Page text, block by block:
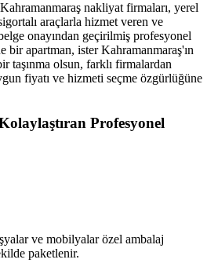
nakliyat firmaları, yerel
araçlarla hizmet veren ve
onayından geçirilmiş profesyonel
bir apartman, ister Kahramanmaraş'ın
taşınma olsun, farklı firmalardan
fiyatı ve hizmeti seçme özgürlüğüne
Profesyonel
ve mobilyalar özel ambalaj
paketlenir.